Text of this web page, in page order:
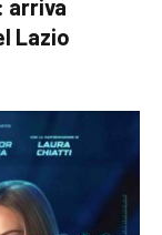
arriva
Lazio